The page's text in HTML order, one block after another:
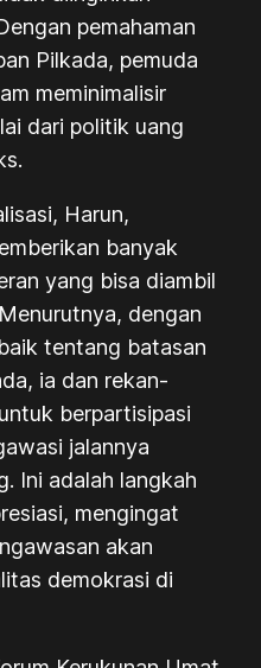
pemahaman
Pilkada, pemuda
meminimalisir
dari politik uang
Harun,
banyak
yang bisa diambil
dengan
tentang batasan
ia dan rekan-
berpartisipasi
jalannya
Ini adalah langkah
mengingat
akan
demokrasi di